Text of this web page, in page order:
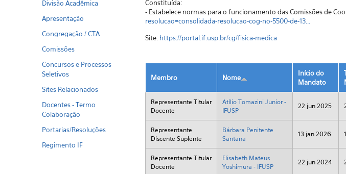
Divisão Acadêmica
Apresentação
Congregação / CTA
Comissões
Concursos e Processos
Seletivos
Sites Relacionados
Docentes - Termo
Colaboração
Portarias/Resoluções
Regimento IF
Constituída:
- Estabelece normas para o funcionamento das Comissões de
resolucao=consolidada-resolucao-cog-no-5500-de-13...
Site: https://portal.if.usp.br/cg/fisica-medica
Membro Nome
Início do
Mandato
Representante Titular
Docente
Atílio Tomazini Junior -
IFUSP
22 jun 2025
Representante
Discente Suplente
Bárbara Penitente
Santana
13 jan 2026
Representante Titular
Docente
Elisabeth Mateus
Yoshimura - IFUSP
22 jun 2024